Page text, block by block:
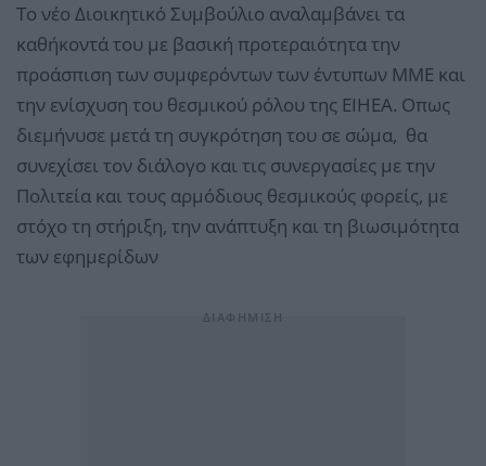
Το νέο Διοικητικό Συμβούλιο αναλαμβάνει τα
καθήκοντά του με βασική προτεραιότητα την
προάσπιση των συμφερόντων των έντυπων ΜΜΕ και
την ενίσχυση του θεσμικού ρόλου της ΕΙΗΕΑ. Οπως
διεμήνυσε μετά τη συγκρότηση του σε σώμα, θα
συνεχίσει τον διάλογο και τις συνεργασίες με την
Πολιτεία και τους αρμόδιους θεσμικούς φορείς, με
στόχο τη στήριξη, την ανάπτυξη και τη βιωσιμότητα
των εφημερίδων